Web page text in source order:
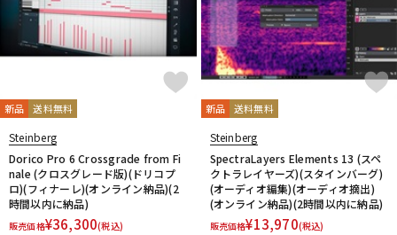
ヴィンテージ
新品 送料無料
Steinberg
Dorico Pro 6 Crossgrade from Fi
nale (クロスグレード版)(ドリコプ
ロ)(フィナーレ)(オンライン納品)(2
時間以内に納品)
販売価格¥36,300(税込)
新品 送料無料
Steinberg
SpectraLayers Elements 13 (スペ
クトラレイヤーズ)(スタインバーグ)
(オーディオ編集)(オーディオ摘出)
(オンライン納品)(2時間以内に納品)
販売価格¥13,970(税込)